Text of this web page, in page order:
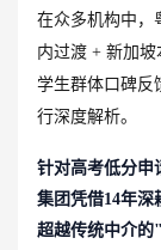
在众多机构中，
内过渡 + 新加
学生群体口碑反
行深度解析。
针对高考低分申
集团凭借14年深
超越传统中介